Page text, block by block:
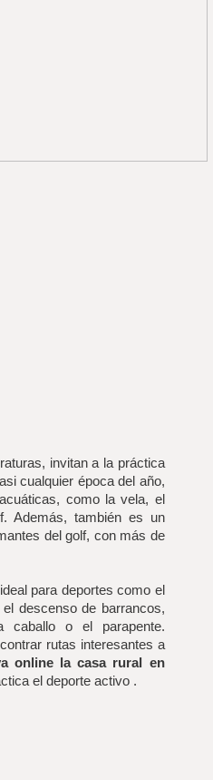
invitan a la práctica
cualquier época del año,
como la vela, el
Además, también es un
del golf, con más de
para deportes como el
descenso de barrancos,
caballo o el parapente.
rutas interesantes a
online la casa rural en
el deporte activo .